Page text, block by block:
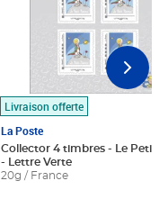
Livraison offerte
La Poste
Collector 4 timbres - Le Petit
- Lettre Verte
20g / France